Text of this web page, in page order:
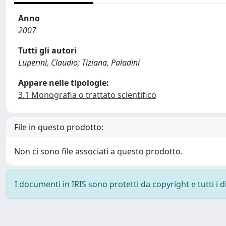
Anno
2007
Tutti gli autori
Luperini, Claudio; Tiziana, Paladini
Appare nelle tipologie:
3.1 Monografia o trattato scientifico
File in questo prodotto:
Non ci sono file associati a questo prodotto.
I documenti in IRIS sono protetti da copyright e tutti i